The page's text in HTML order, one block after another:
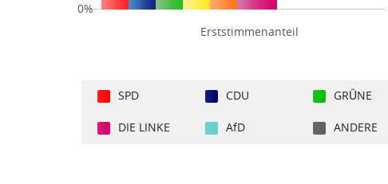
Erststimmenanteil
0%
SPD CDU GRÜNE
DIE LINKE AfD ANDERE